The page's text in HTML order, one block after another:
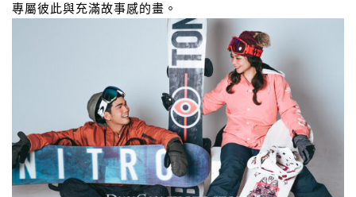
專屬彼此與充滿故事感的畫。